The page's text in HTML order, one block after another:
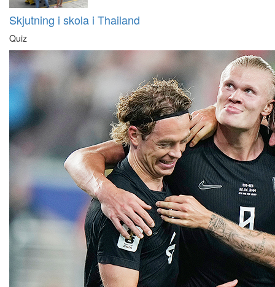
Skjutning i skola i Thailand
Quiz